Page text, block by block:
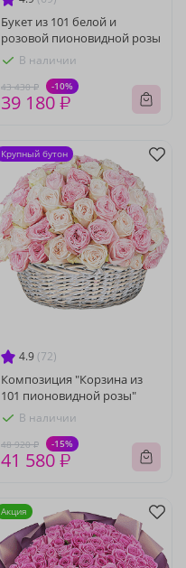
Букет из 101 белой и
розовой пионовидной розы
В наличии
43 430 ₽ -10%
39 180 ₽
4.9 (72)
Композиция "Корзина из
101 пионовидной розы"
В наличии
48 920 ₽ -15%
41 580 ₽
Крупный бутон
Акция